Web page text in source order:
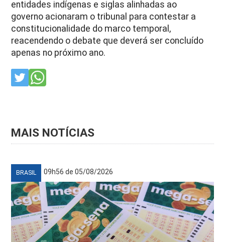
entidades indígenas e siglas alinhadas ao
governo acionaram o tribunal para contestar a
constitucionalidade do marco temporal,
reacendendo o debate que deverá ser concluído
apenas no próximo ano.
MAIS NOTÍCIAS
BRASIL 09h56 de 05/08/2026